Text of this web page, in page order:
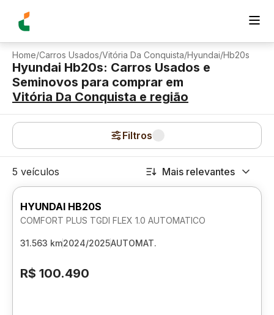
Home/Carros Usados/Vitória Da Conquista/Hyundai/Hb20s
Hyundai Hb20s: Carros Usados e
Seminovos para comprar em
Vitória Da Conquista e região
Filtros
5 veículos Mais relevantes
HYUNDAI HB20S
COMFORT PLUS TGDI FLEX 1.0 AUTOMATICO
31.563 km2024/2025AUTOMAT.
R$ 100.490